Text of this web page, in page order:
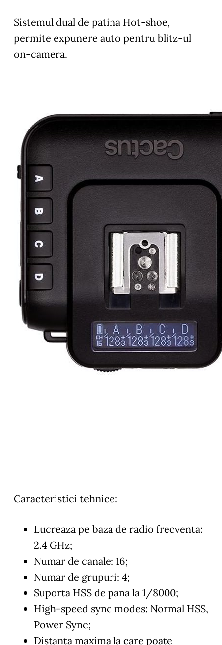
Sistemul dual de patina Hot-shoe,
permite expunere auto pentru blitz-ul
on-camera.
Caracteristici tehnice:
Lucreaza pe baza de radio frecventa:
2.4 GHz;
Numar de canale: 16;
Numar de grupuri: 4;
Suporta HSS de pana la 1/8000;
High-speed sync modes: Normal HSS,
Power Sync;
Distanta maxima la care poate